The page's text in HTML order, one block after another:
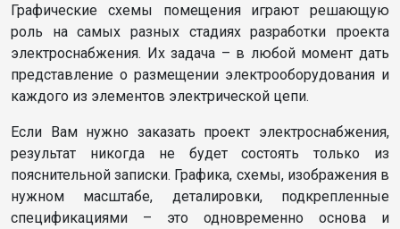
Графические схемы помещения играют решающую
роль на самых разных стадиях разработки проекта
электроснабжения. Их задача – в любой момент дать
представление о размещении электрооборудования и
каждого из элементов электрической цепи.
Если Вам нужно заказать проект электроснабжения,
результат никогда не будет состоять только из
пояснительной записки. Графика, схемы, изображения в
нужном масштабе, деталировки, подкрепленные
спецификациями – это одновременно основа и